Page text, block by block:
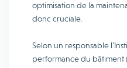
optimisation de la
donc cruciale.
Selon un responsable
performance du bâtiment